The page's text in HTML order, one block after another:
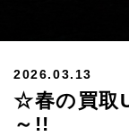
2026.03.13
☆春の買取
～!!